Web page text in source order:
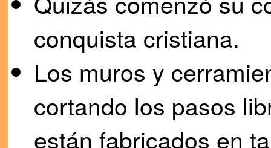
conquista cristiana.
Los muros y
cortando los pasos
están fabricados en